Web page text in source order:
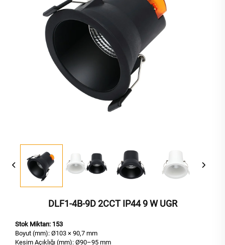
DLF1-4B-9D 2CCT IP44 9 W UGR
Stok Miktarı: 153
Boyut (mm): Ø103 × 90,7 mm
Kesim Açıklığı (mm): Ø90–95 mm